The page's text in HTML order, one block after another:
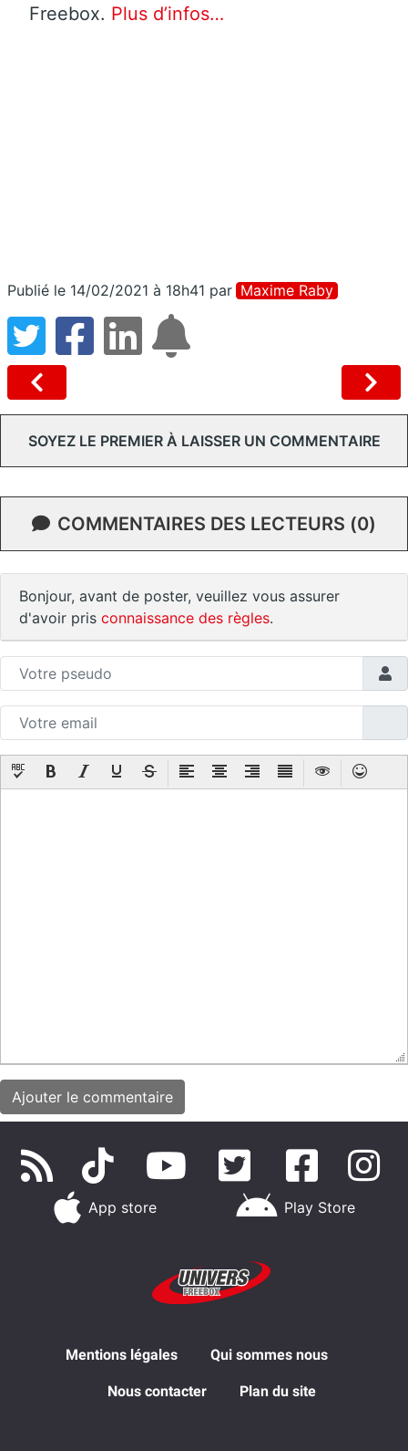
Freebox. Plus d’infos…
Publié le 14/02/2021 à 18h41 par Maxime Raby
SOYEZ LE PREMIER À LAISSER UN COMMENTAIRE
COMMENTAIRES DES LECTEURS (0)
Bonjour, avant de poster, veuillez vous assurer
d'avoir pris connaissance des règles.
App store Play Store
Mentions légales Qui sommes nous
Nous contacter Plan du site